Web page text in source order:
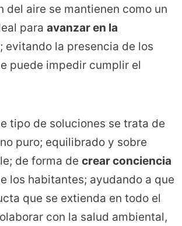
del aire se mantienen como un
para avanzar en la
; evitando la presencia de los
puede impedir cumplir el
tipo de soluciones se trata de
puro; equilibrado y sobre
de forma de crear conciencia
los habitantes; ayudando a que
que se extienda en todo el
con la salud ambiental,